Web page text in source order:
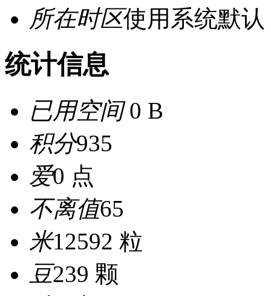
所在时区使用系统默认
统计信息
已用空间0 B
积分935
爱0 点
不离值65
米12592 粒
豆239 颗